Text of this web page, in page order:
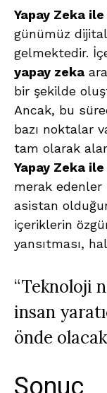
Yapay Zeka
günümüz
gelmektedir.
yapay zeka
bir şekilde
Ancak, bu
bazı noktalar
tam olarak
Yapay Zeka
merak edenler
asistan
içeriklerin
yansıtması,
“Teknoloji
insan
önde